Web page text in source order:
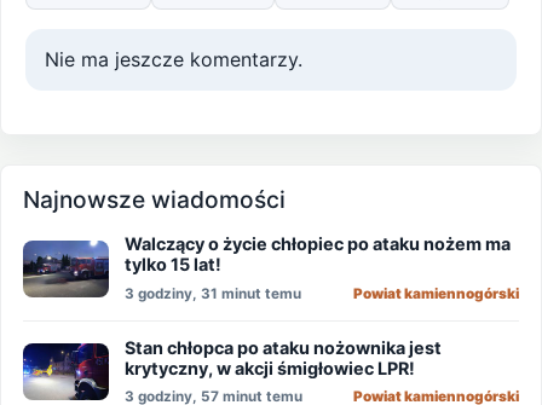
Nie ma jeszcze komentarzy.
Najnowsze wiadomości
Walczący o życie chłopiec po ataku nożem ma
tylko 15 lat!
3 godziny, 31 minut temu Powiat kamiennogórski
Stan chłopca po ataku nożownika jest
krytyczny, w akcji śmigłowiec LPR!
3 godziny, 57 minut temu Powiat kamiennogórski